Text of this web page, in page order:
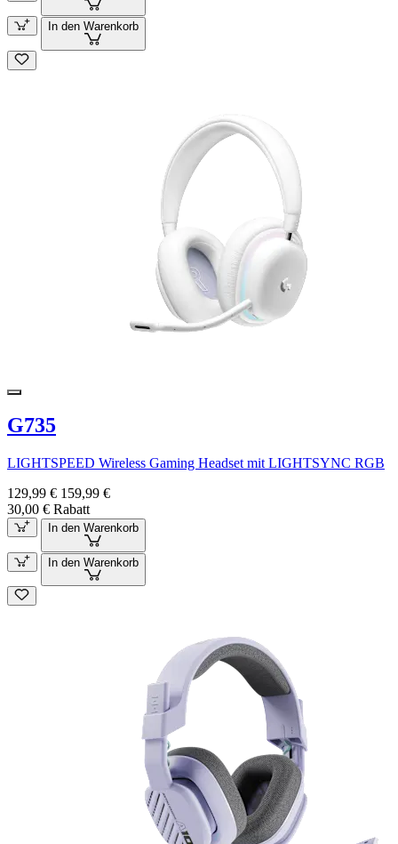
In den Warenkorb
G735
LIGHTSPEED Wireless Gaming Headset mit LIGHTSYNC RGB
129,99 € 159,99 €
30,00 € Rabatt
In den Warenkorb
In den Warenkorb